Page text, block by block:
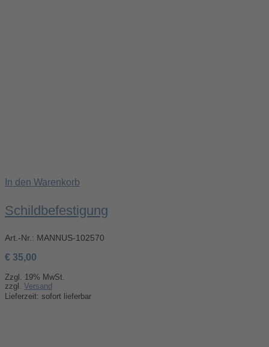
In den Warenkorb
Schildbefestigung
Art.-Nr.: MANNUS-102570
€ 35,00
Zzgl. 19% MwSt.
zzgl. Versand
Lieferzeit: sofort lieferbar